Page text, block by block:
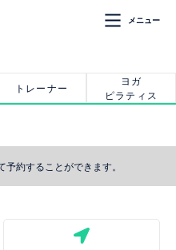
メニュー
トレーナー
ヨガ
ピラティス
約することができます。